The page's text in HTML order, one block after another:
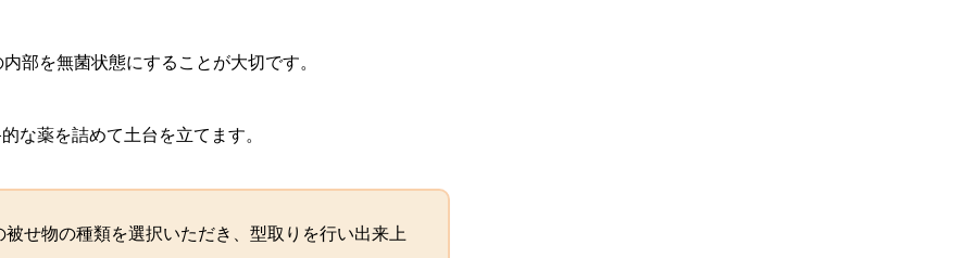
部を無菌状態にすることが大切です。
な薬を詰めて土台を立てます。
被せ物の種類を選択いただき、型取りを行い出来上